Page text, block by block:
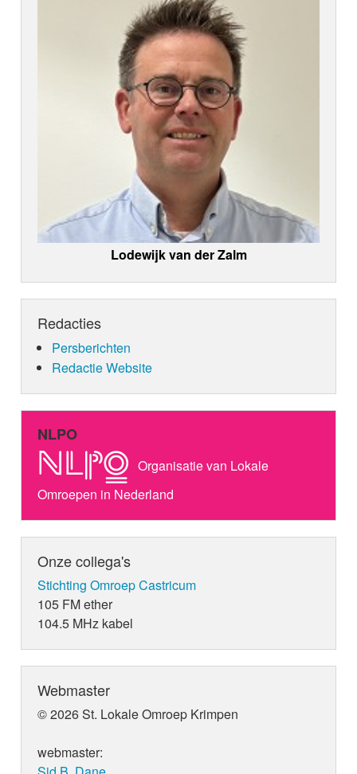
Lodewijk van der Zalm
Redacties
Persberichten
Redactie Website
NLPO
Organisatie van Lokale
Omroepen in Nederland
Onze collega's
Stichting Omroep Castricum
105 FM ether
104.5 MHz kabel
Webmaster
© 2026 St. Lokale Omroep Krimpen
webmaster: